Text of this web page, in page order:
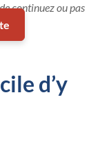
continuez ou pas
d’y